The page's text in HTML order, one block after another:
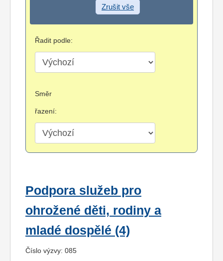
Zrušit vše
Řadit podle:
Směr
řazení:
Podpora služeb pro
ohrožené děti, rodiny a
mladé dospělé (4)
Číslo výzvy: 085